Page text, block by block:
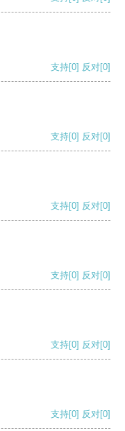
支持[0] 反对[0]
支持[0] 反对[0]
支持[0] 反对[0]
支持[0] 反对[0]
支持[0] 反对[0]
支持[0] 反对[0]